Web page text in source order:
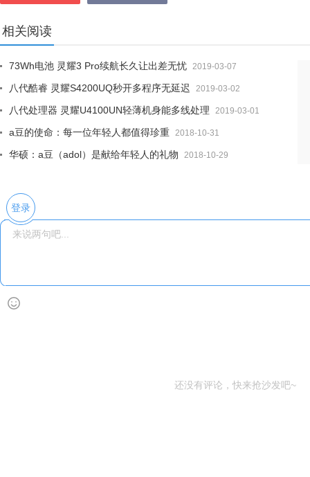
相关阅读
73Wh电池 灵耀3 Pro续航长久让出差无忧 2019-03-07
八代酷睿 灵耀S4200UQ秒开多程序无延迟 2019-03-02
八代处理器 灵耀U4100UN轻薄机身能多线处理 2019-03-01
a豆的使命：每一位年轻人都值得珍重 2018-10-31
华硕：a豆（adol）是献给年轻人的礼物 2018-10-29
登录
还没有评论，快来抢沙发吧~